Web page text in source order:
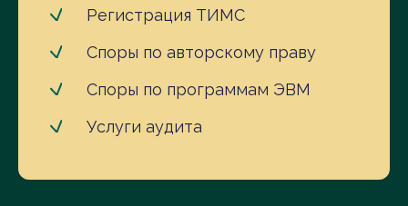
Регистрация ТИМС
Споры по авторскому праву
Споры по программам ЭВМ
Услуги аудита